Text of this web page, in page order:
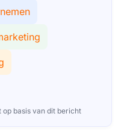
basis van dit bericht